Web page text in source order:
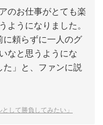
のお仕事がとても楽
ようになりました。
頼らずに一人のグ
なと思うようにな
」と、ファンに説
して勝負してみたい」